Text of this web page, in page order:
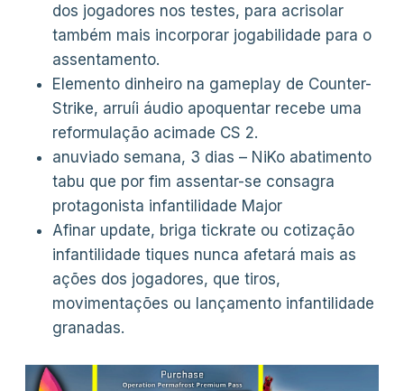
dos jogadores nos testes, para acrisolar
também mais incorporar jogabilidade para o
assentamento.
Elemento dinheiro na gameplay de Counter-
Strike, arruíi áudio apoquentar recebe uma
reformulação acimade CS 2.
anuviado semana, 3 dias – NiKo abatimento
tabu que por fim assentar-se consagra
protagonista infantilidade Major
Afinar update, briga tickrate ou cotização
infantilidade tiques nunca afetará mais as
ações dos jogadores, que tiros,
movimentações ou lançamento infantilidade
granadas.